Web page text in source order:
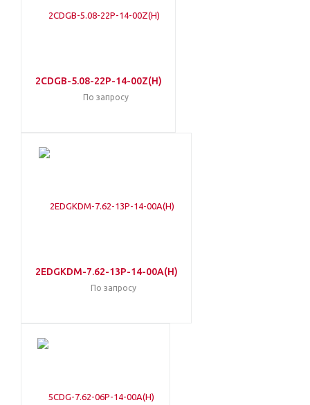
2CDGB-5.08-22P-14-00Z(H)
По запросу
2EDGKDM-7.62-13P-14-00A(H)
По запросу